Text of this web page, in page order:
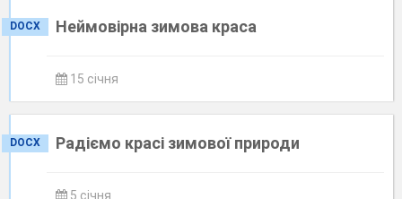
DOCX Неймовірна зимова краса
15 січня
DOCX Радіємо красі зимової природи
5 січня